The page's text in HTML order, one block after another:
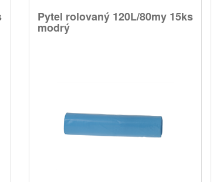
Pytel rolovaný 120L/80my 15ks
modrý